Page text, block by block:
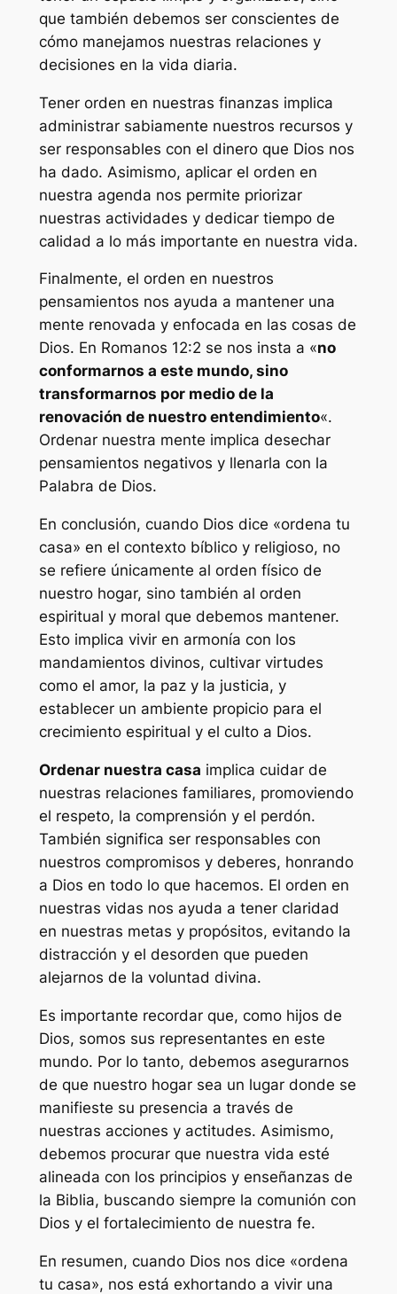
que también debemos ser conscientes de
cómo manejamos nuestras relaciones y
decisiones en la vida diaria.
Tener orden en nuestras finanzas implica
administrar sabiamente nuestros recursos y
ser responsables con el dinero que Dios nos
ha dado. Asimismo, aplicar el orden en
nuestra agenda nos permite priorizar
nuestras actividades y dedicar tiempo de
calidad a lo más importante en nuestra vida.
Finalmente, el orden en nuestros
pensamientos nos ayuda a mantener una
mente renovada y enfocada en las cosas de
Dios. En Romanos 12:2 se nos insta a «no
conformarnos a este mundo, sino
transformarnos por medio de la
renovación de nuestro entendimiento«.
Ordenar nuestra mente implica desechar
pensamientos negativos y llenarla con la
Palabra de Dios.
En conclusión, cuando Dios dice «ordena tu
casa» en el contexto bíblico y religioso, no
se refiere únicamente al orden físico de
nuestro hogar, sino también al orden
espiritual y moral que debemos mantener.
Esto implica vivir en armonía con los
mandamientos divinos, cultivar virtudes
como el amor, la paz y la justicia, y
establecer un ambiente propicio para el
crecimiento espiritual y el culto a Dios.
Ordenar nuestra casa implica cuidar de
nuestras relaciones familiares, promoviendo
el respeto, la comprensión y el perdón.
También significa ser responsables con
nuestros compromisos y deberes, honrando
a Dios en todo lo que hacemos. El orden en
nuestras vidas nos ayuda a tener claridad
en nuestras metas y propósitos, evitando la
distracción y el desorden que pueden
alejarnos de la voluntad divina.
Es importante recordar que, como hijos de
Dios, somos sus representantes en este
mundo. Por lo tanto, debemos asegurarnos
de que nuestro hogar sea un lugar donde se
manifieste su presencia a través de
nuestras acciones y actitudes. Asimismo,
debemos procurar que nuestra vida esté
alineada con los principios y enseñanzas de
la Biblia, buscando siempre la comunión con
Dios y el fortalecimiento de nuestra fe.
En resumen, cuando Dios nos dice «ordena
tu casa», nos está exhortando a vivir una